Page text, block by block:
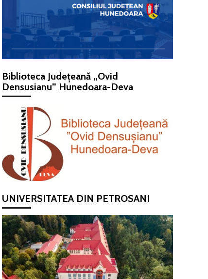
Biblioteca Județeană „Ovid
Densusianu” Hunedoara-Deva
UNIVERSITATEA DIN PETROSANI